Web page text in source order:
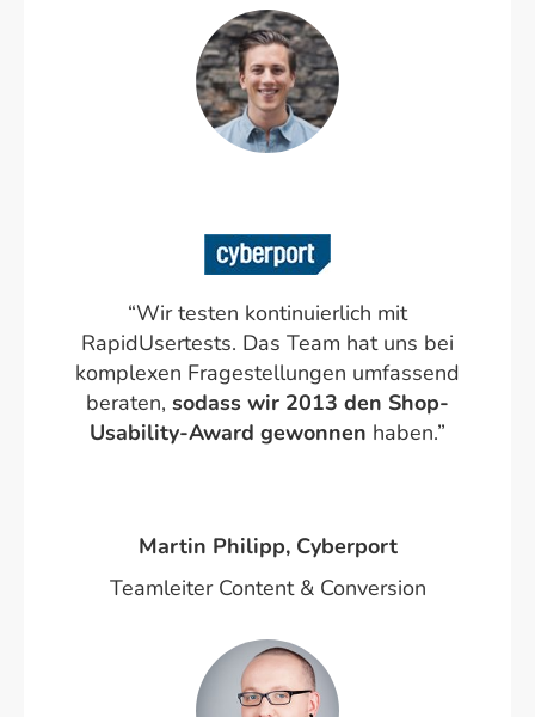
“Wir testen kontinuierlich mit
RapidUsertests. Das Team hat uns bei
komplexen Fragestellungen umfassend
beraten, sodass wir 2013 den Shop-
Usability-Award gewonnen haben.”
Martin Philipp, Cyberport
Teamleiter Content & Conversion